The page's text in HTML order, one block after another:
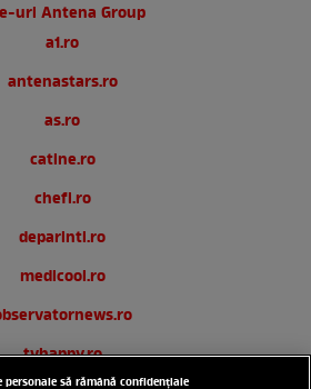
uri Antena Group
a1.ro
antenastars.ro
as.ro
catine.ro
chefi.ro
deparinti.ro
medicool.ro
tvhappy.ro
personale să rămână confidențiale